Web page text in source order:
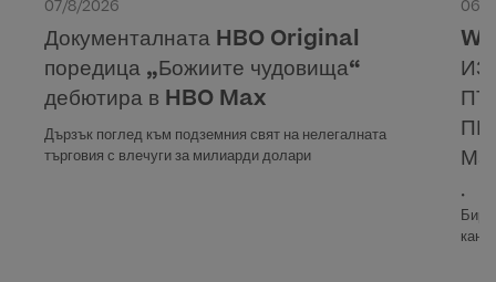
07/8/2026
Документалната HBO Original
поредица „Божиите чудовища“
дебютира в HBO Max
Дързък поглед към подземния свят на нелегалната
търговия с влечуги за милиарди долари
06/
•